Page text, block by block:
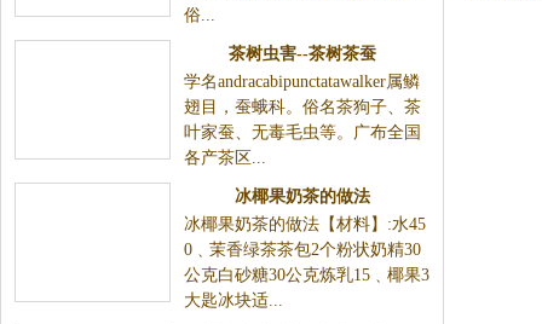
俗...
茶树虫害--茶树茶蚕
学名andracabipunctatawalker属鳞
翅目，蚕蛾科。俗名茶狗子、茶
叶家蚕、无毒毛虫等。广布全国
各产茶区...
冰椰果奶茶的做法
冰椰果奶茶的做法【材料】:水45
0﹑茉香绿茶茶包2个粉状奶精30
公克白砂糖30公克炼乳15﹑椰果3
大匙冰块适...